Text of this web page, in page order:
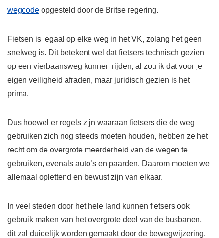
wegcode opgesteld door de Britse regering.
Fietsen is legaal op elke weg in het VK, zolang het geen
snelweg is. Dit betekent wel dat fietsers technisch gezien
op een vierbaansweg kunnen rijden, al zou ik dat voor je
eigen veiligheid afraden, maar juridisch gezien is het
prima.
Dus hoewel er regels zijn waaraan fietsers die de weg
gebruiken zich nog steeds moeten houden, hebben ze het
recht om de overgrote meerderheid van de wegen te
gebruiken, evenals auto’s en paarden. Daarom moeten we
allemaal oplettend en bewust zijn van elkaar.
In veel steden door het hele land kunnen fietsers ook
gebruik maken van het overgrote deel van de busbanen,
dit zal duidelijk worden gemaakt door de bewegwijzering.